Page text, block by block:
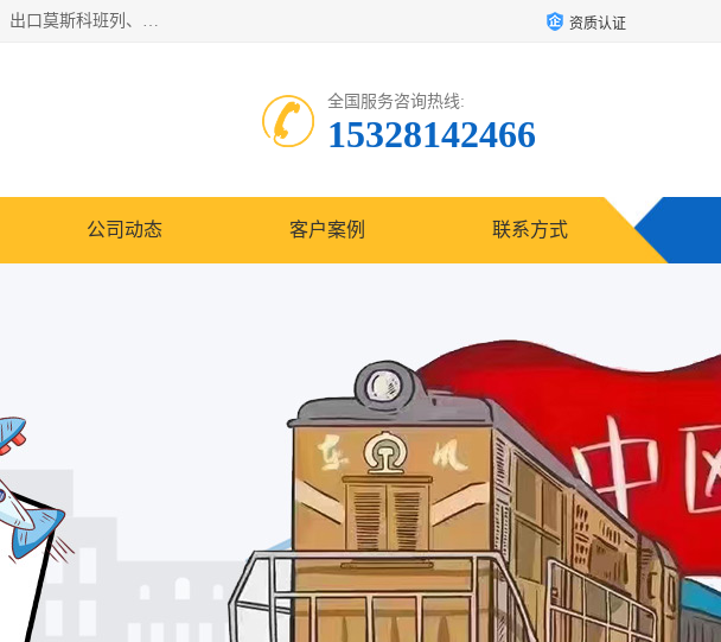
邦赋供应链管理成都有限公司是一家全球性的货物运输代理公司，主要从事：波兰中欧班列、德国中欧班列、出口莫斯科班列、中欧班列进口、蓉欧铁路、成都出口空运等业务，同时亦提供报关、报检、仓储、码头操作等服务。 资质认证
全国服务咨询热线:
15328142466
公司动态 客户案例 联系方式